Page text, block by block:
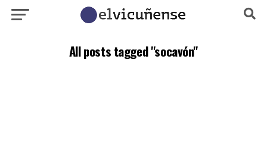
All posts tagged "socavón"